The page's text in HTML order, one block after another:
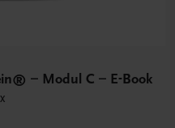
– Modul C – E-Book